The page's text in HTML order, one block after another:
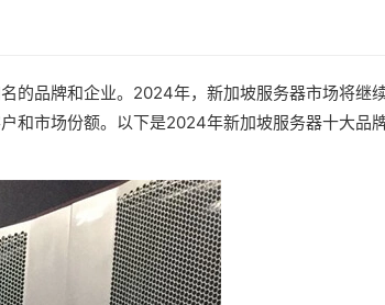
的品牌和企业。2024年，新加坡服务器市场将继
和市场份额。以下是2024年新加坡服务器十大品